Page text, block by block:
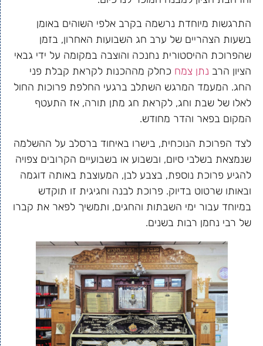
התרגשות מיוחדת נרשמה בקרב אלפי השוהים באומן
בשעות הצהריים של ערב חג השבועות האחרון, בזמן
שהפרוכת ההיסטורית נחנכה והוצבה במקומה על ידי גבאי
הציון הרב נתן צמח כחלק מההכנות לקראת קבלת פני
החג. המעמד המרגש השתלב ברגעי החלפת פרוכות החול
לאלו של שבת וחג, לקראת חג מתן תורה, אז התעטף
המקום בפאר והדר מחודש.
לצד הפרוכת הנוכחית, בישרו באיחוד ברסלב על ההשלמה
שנמצאת בשלבי סיום, ובשבוע או בשבועיים הקרובים צפויה
להגיע פרוכת נוספת, בצבע לבן, המעוצבת באותה דוגמה
ובאותו שרטוט בדיוק. פרוכת לבנה וחגיגית זו תוקדש
במיוחד עבור ימי השבתות והחגים, ותמשיך לפאר את קברו
של רבי נחמן רבות בשנים.